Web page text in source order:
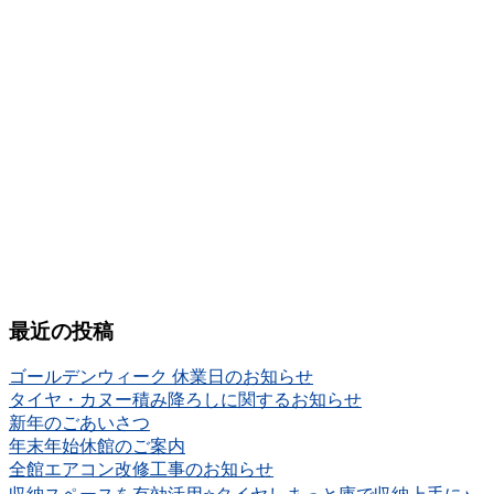
最近の投稿
ゴールデンウィーク 休業日のお知らせ
タイヤ・カヌー積み降ろしに関するお知らせ
新年のごあいさつ
年末年始休館のご案内
全館エアコン改修工事のお知らせ